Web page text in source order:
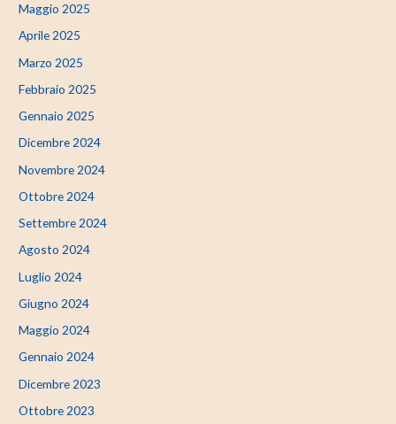
Maggio 2025
Aprile 2025
Marzo 2025
Febbraio 2025
Gennaio 2025
Dicembre 2024
Novembre 2024
Ottobre 2024
Settembre 2024
Agosto 2024
Luglio 2024
Giugno 2024
Maggio 2024
Gennaio 2024
Dicembre 2023
Ottobre 2023